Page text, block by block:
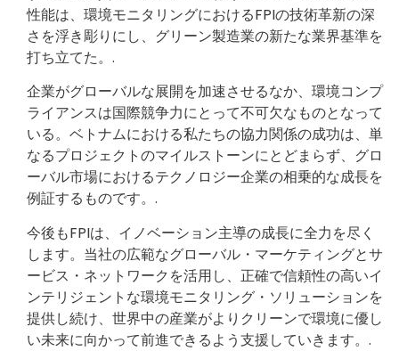
性能は、環境モニタリングにおけるFPIの技術革新の深
さを浮き彫りにし、グリーン製造業の新たな業界基準を
打ち立てた。.
企業がグローバルな展開を加速させるなか、環境コンプ
ライアンスは国際競争力にとって不可欠なものとなって
いる。ベトナムにおける私たちの協力関係の成功は、単
なるプロジェクトのマイルストーンにとどまらず、グロ
ーバル市場におけるテクノロジー企業の相乗的な成長を
例証するものです。.
今後もFPIは、イノベーション主導の成長に全力を尽く
します。当社の広範なグローバル・マーケティングとサ
ービス・ネットワークを活用し、正確で信頼性の高いイ
ンテリジェントな環境モニタリング・ソリューションを
提供し続け、世界中の産業がよりクリーンで環境に優し
い未来に向かって前進できるよう支援していきます。.